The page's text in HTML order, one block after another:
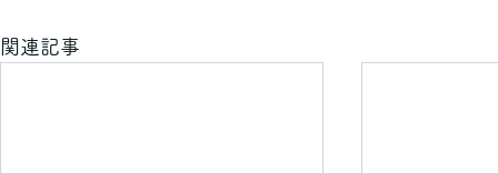
関連記事